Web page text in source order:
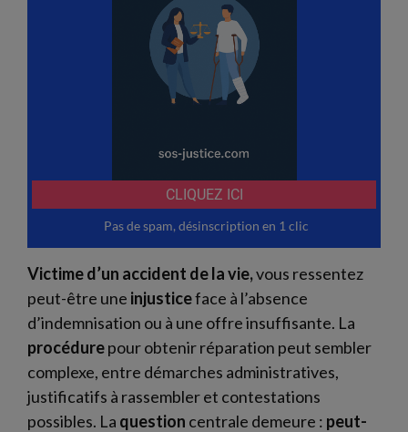
Victime d’un accident de la vie,vous ressentez
peut-être une injusticeface à l’absence
d’indemnisation ou à une offre insuffisante. La
procédurepour obtenir réparation peut sembler
complexe, entre démarches administratives,
justificatifs à rassembler et contestations
possibles. La question centrale demeure : peut-